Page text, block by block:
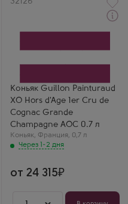
Коньяк Guillon Painturaud
XO Hors d'Age 1er Cru de
Cognac Grande
Champagne AOC 0.7 л
Коньяк, Франция, 0,7 л
Через 1-2 дня
д'Аж Премье Крю де
Регион
Гранд Шампань, Коньяк
Выдержка
10 лет
от 24 315